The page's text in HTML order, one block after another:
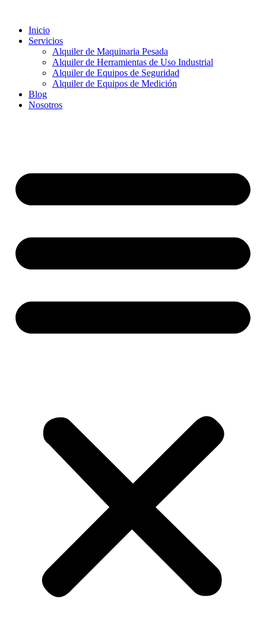
contenido
Inicio
Servicios
Alquiler de Maquinaria Pesada
Alquiler de Herramientas de Uso Industrial
Alquiler de Equipos de Seguridad
Alquiler de Equipos de Medición
Blog
Nosotros